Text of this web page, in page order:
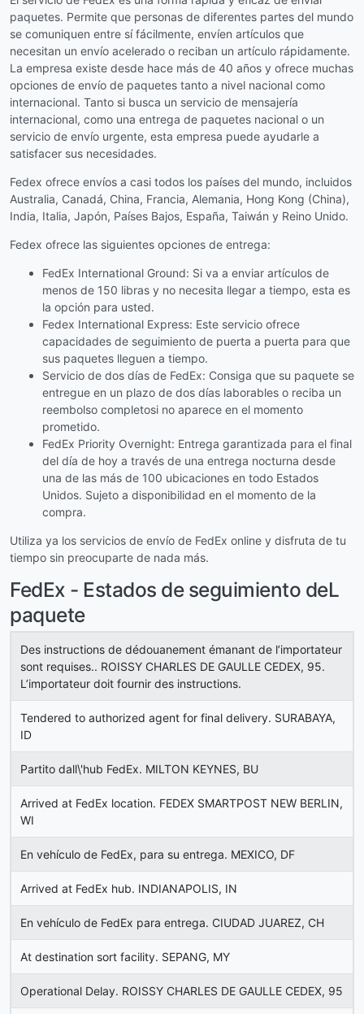
paquetes. Permite que personas de diferentes partes del mundo
se comuniquen entre sí fácilmente, envíen artículos que
necesitan un envío acelerado o reciban un artículo rápidamente.
La empresa existe desde hace más de 40 años y ofrece muchas
opciones de envío de paquetes tanto a nivel nacional como
internacional. Tanto si busca un servicio de mensajería
internacional, como una entrega de paquetes nacional o un
servicio de envío urgente, esta empresa puede ayudarle a
satisfacer sus necesidades.
Fedex ofrece envíos a casi todos los países del mundo, incluidos
Australia, Canadá, China, Francia, Alemania, Hong Kong (China),
India, Italia, Japón, Países Bajos, España, Taiwán y Reino Unido.
Fedex ofrece las siguientes opciones de entrega:
FedEx International Ground: Si va a enviar artículos de
menos de 150 libras y no necesita llegar a tiempo, esta es
la opción para usted.
Fedex International Express: Este servicio ofrece
capacidades de seguimiento de puerta a puerta para que
sus paquetes lleguen a tiempo.
Servicio de dos días de FedEx: Consiga que su paquete se
entregue en un plazo de dos días laborables o reciba un
reembolso completosi no aparece en el momento
prometido.
FedEx Priority Overnight: Entrega garantizada para el final
del día de hoy a través de una entrega nocturna desde
una de las más de 100 ubicaciones en todo Estados
Unidos. Sujeto a disponibilidad en el momento de la
compra.
Utiliza ya los servicios de envío de FedEx online y disfruta de tu
tiempo sin preocuparte de nada más.
FedEx - Estados de seguimiento deL
paquete
Des instructions de dédouanement émanant de l’importateur
sont requises.. ROISSY CHARLES DE GAULLE CEDEX, 95.
L’importateur doit fournir des instructions.
Tendered to authorized agent for final delivery. SURABAYA,
ID
Partito dall\'hub FedEx. MILTON KEYNES, BU
Arrived at FedEx location. FEDEX SMARTPOST NEW BERLIN,
WI
En vehículo de FedEx, para su entrega. MEXICO, DF
Arrived at FedEx hub. INDIANAPOLIS, IN
En vehículo de FedEx para entrega. CIUDAD JUAREZ, CH
At destination sort facility. SEPANG, MY
Operational Delay. ROISSY CHARLES DE GAULLE CEDEX, 95